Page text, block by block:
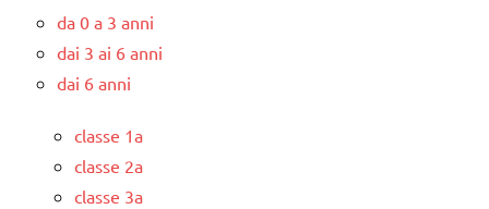
da 0 a 3 anni
dai 3 ai 6 anni
dai 6 anni
classe 1a
classe 2a
classe 3a